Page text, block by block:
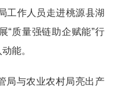
作人员走进桃源县湖
“质量强链助企赋能”行
能。
与农业农村局亮出产